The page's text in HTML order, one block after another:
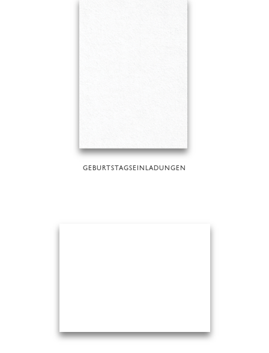
GEBURTSTAGSEINLADUNGEN